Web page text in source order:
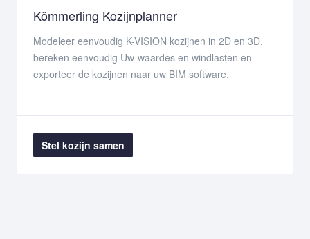
Kömmerling Kozijnplanner
Modeleer eenvoudig K-VISION kozijnen in 2D en 3D,
bereken eenvoudig Uw-waardes en windlasten en
exporteer de kozijnen naar uw BIM software.
Stel kozijn samen